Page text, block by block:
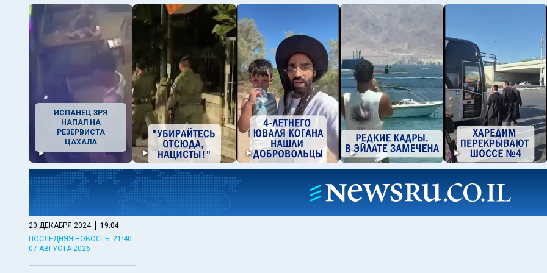
ИСПАНЕЦ ЗРЯ
НАПАЛ НА
РЕЗЕРВИСТА
ЦАХАЛА
20 ДЕКАБРЯ 2024 | 19:04
ПОСЛЕДНЯЯ НОВОСТЬ: 21:40
07 АВГУСТА 2026